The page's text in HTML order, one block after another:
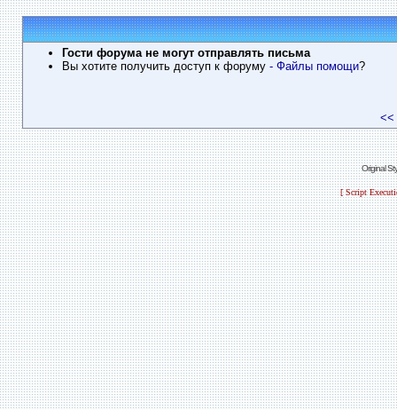
Гости форума не могут отправлять письма
Вы хотите получить доступ к форуму - Файлы помощи?
<<
Original
[ Script